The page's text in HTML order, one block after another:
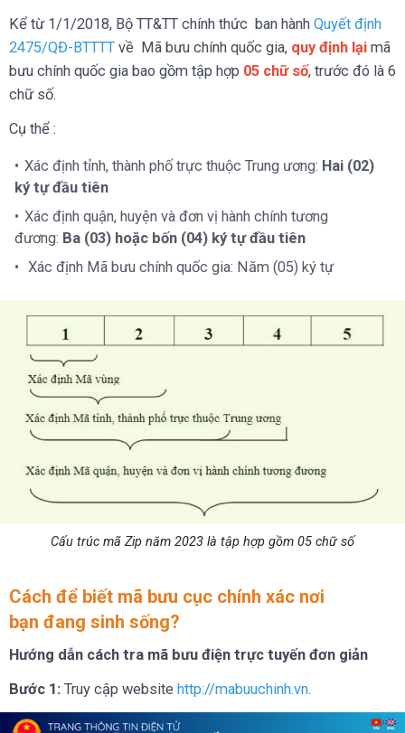
Kể từ 1/1/2018, Bộ TT&TT chính thức ban hành Quyết định
2475/QĐ-BTTTT về Mã bưu chính quốc gia, quy định lại mã
bưu chính quốc gia bao gồm t​ập hợp 05 chữ số, trước đó là 6
chữ số.
Cụ thể :
Xác định tỉnh, thành phố trực thuộc Trung ương: Hai (02)
ký tự đầu tiên
Xác định quận, huyện và đơn vị hành chính tương
đương: Ba (03) hoặc bốn (04) ký tự đầu tiên
Xác định Mã bưu chính quốc gia: Năm (05) ký tự
Cấu trúc mã Zip năm 2023 là tập hợp gồm 05 chữ số
Cách để biết mã bưu cục chính xác nơi
bạn đang sinh sống?
Hướng dẫn cách tra mã bưu điện trực tuyến đơn giản
Bước 1: Truy cập website http://mabuuchinh.vn.